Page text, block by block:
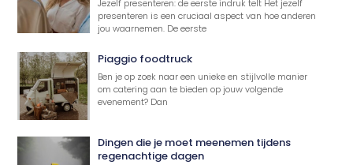
Jezelf presenteren: de eerste indruk telt Het jezelf
presenteren is een cruciaal aspect van hoe anderen
jou waarnemen. De eerste
Piaggio foodtruck
Ben je op zoek naar een unieke en stijlvolle manier
om catering aan te bieden op jouw volgende
evenement? Dan
Dingen die je moet meenemen tijdens
regenachtige dagen